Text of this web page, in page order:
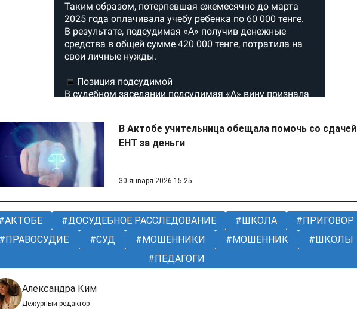
В Актобе учительница обещала помочь со сдачей
ЕНТ за деньги
30 января 2026 15:25
АКТОБЕ ДОСУДЕБНОЕ РАССЛЕДОВАНИЕ ШКОЛА
ПРИГОВОР
ПРАВОСУДИЕ
СУД МОШЕННИКИ МОШЕННИК
ШКОЛЫ
ПЕДАГОГИ
Александра Ким
Дежурный редактор